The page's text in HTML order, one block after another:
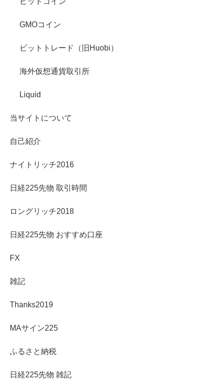
GMOコイン
ビットトレード（旧Huobi）
海外仮想通貨取引所
Liquid
当サイトについて
自己紹介
ナイトリッチ2016
日経225先物 取引時間
ロングリッチ2018
日経225先物 おすすめ口座
FX
雑記
Thanks2019
MAサイン225
ふるさと納税
日経225先物 雑記